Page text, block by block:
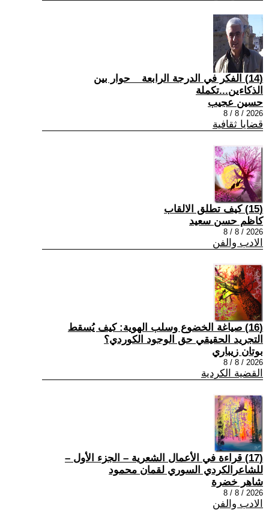
(14) الفكر في الدرجة الرابعة _ حوار بين
الذكاءين...تكملة
حسين عجيب
2026 / 8 / 8
قضايا ثقافية
(15) كيف تطلق الالقاب
كاظم حسن سعيد
2026 / 8 / 8
الادب والفن
(16) صياغة الخضوع وسلب الهوية: كيف يُسقط
التجريد الحقيقي حق الوجود الكوردي؟
بوتان زيباري
2026 / 8 / 8
القضية الكردية
(17) قراءة في الأعمال الشعرية – الجزء الأول –
للشاعرالكردي السوري لقمان محمود
شاهر خضرة
2026 / 8 / 8
الادب والفن